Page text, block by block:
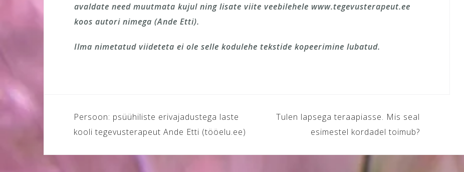
avaldate need muutmata kujul ning lisate viite veebilehele www.tegevusterapeut.ee
koos autori nimega (Ande Etti).
Ilma nimetatud viideteta ei ole selle kodulehe tekstide kopeerimine lubatud.
Navigeerimine
Persoon: psüühiliste erivajadustega laste
kooli tegevusterapeut Ande Etti (tööelu.ee)
Tulen lapsega teraapiasse. Mis seal
esimestel kordadel toimub?